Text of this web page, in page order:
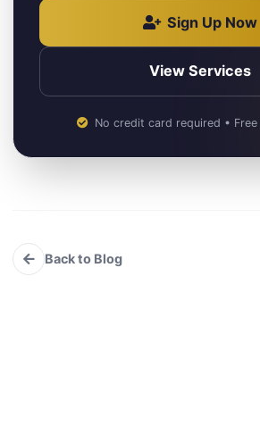
Sign Up Now
View Services
No credit card required •
Back to Blog